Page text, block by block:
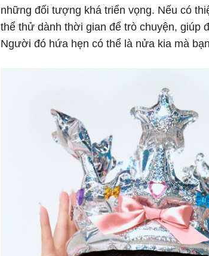
những đối tượng khá triển vọng. Nếu có
thể thử dành thời gian để trò chuyện, giúp
Người đó hứa hẹn có thể là nửa kia mà